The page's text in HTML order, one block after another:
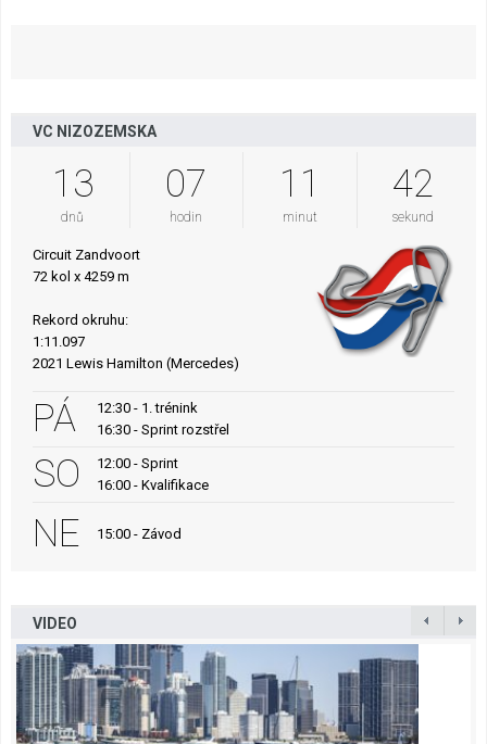
VC NIZOZEMSKA
13
dnů
07
hodin
11
minut
41
sekund
Circuit Zandvoort
72 kol x 4259 m
Rekord okruhu:
1:11.097
2021 Lewis Hamilton (Mercedes)
PÁ
12:30 - 1. trénink
16:30 - Sprint rozstřel
SO
12:00 - Sprint
16:00 - Kvalifikace
NE 15:00 - Závod
VIDEO